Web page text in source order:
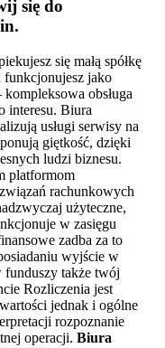
się do
się małą spółkę
funkcjonujesz jako
obsługa
interesu. Biura
usługi serwisy na
giętkość, dzięki
ludzi biznesu.
platformom
rachunkowych
użyteczne,
w zasięgu
zadba za to
wyjście w
także twój
Rozliczenia jest
jednak i ogólne
rozpoznanie
operacji. Biura